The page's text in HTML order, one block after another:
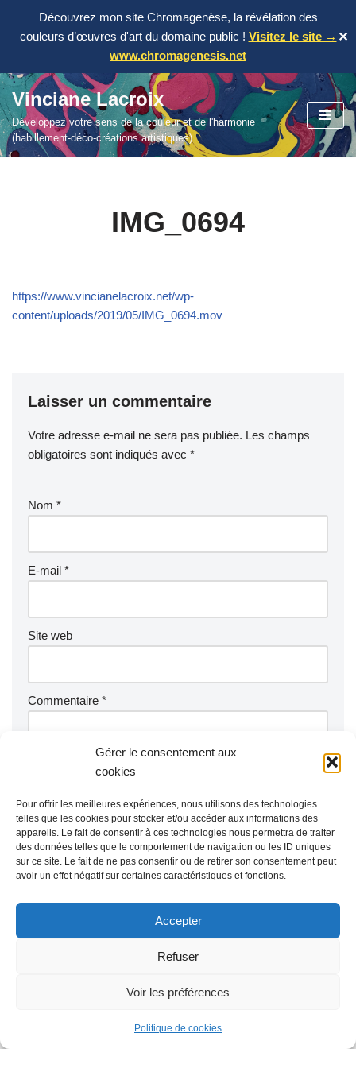
Gérer le consentement aux
cookies
Pour offrir les meilleures expériences, nous utilisons des technologies
telles que les cookies pour stocker et/ou accéder aux informations des
appareils. Le fait de consentir à ces technologies nous permettra de traiter
des données telles que le comportement de navigation ou les ID uniques
sur ce site. Le fait de ne pas consentir ou de retirer son consentement peut
avoir un effet négatif sur certaines caractéristiques et fonctions.
Accepter
Refuser
Voir les préférences
Politique de cookies
Découvrez mon site Chromagenèse, la révélation des
couleurs d’œuvres d'art du domaine public ! Visitez le site →
www.chromagenesis.net
✕
Aller
au
contenu
Vinciane Lacroix
Développez votre sens de la couleur et de l'harmonie
(habillement-déco-créations artistiques)
IMG_0694
https://www.vincianelacroix.net/wp-
content/uploads/2019/05/IMG_0694.mov
Laisser un commentaire
Votre adresse e-mail ne sera pas publiée. Les champs
obligatoires sont indiqués avec *
Nom *
E-mail *
Site web
Commentaire *